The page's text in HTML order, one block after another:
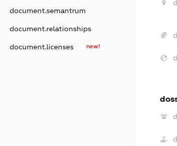
document.semantrum
document.relationships
document.licenses new!